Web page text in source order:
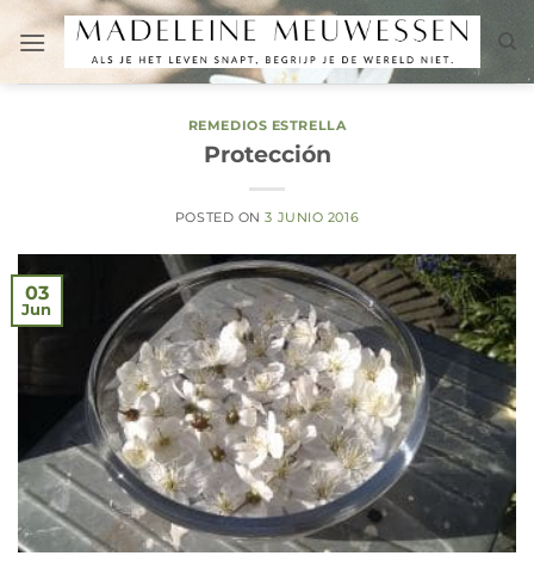
contenido
REMEDIOS ESTRELLA
Protección
POSTED ON3 JUNIO 2016
03
Jun